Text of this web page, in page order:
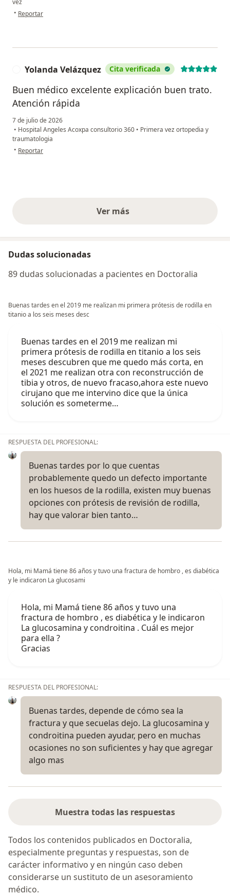
• en opinión del usuario Monalisa Queiroz
Reportar
Yolanda Velázquez Cita verificada
Buen médico excelente explicación buen trato.
Atención rápida
7 de julio de 2026
• Hospital Angeles Acoxpa consultorio 360 • Primera vez ortopedia y
traumatologia
• en opinión del usuario Yolanda Velázquez
Reportar
Ver másopiniones anteriores
Dudas solucionadas
89 dudas solucionadas a pacientes en Doctoralia
Buenas tardes en el 2019 me realizan mi primera prótesis de rodilla en
titanio a los seis meses desc
Buenas tardes en el 2019 me realizan mi
primera prótesis de rodilla en titanio a los seis
meses descubren que me quedo más corta, en
el 2021 me realizan otra con reconstrucción de
tibia y otros, de nuevo fracaso,ahora este nuevo
cirujano que me intervino dice que la única
solución es someterme…
RESPUESTA DEL PROFESIONAL:
Buenas tardes por lo que cuentas
probablemente quedo un defecto importante
en los huesos de la rodilla, existen muy buenas
opciones con prótesis de revisión de rodilla,
hay que valorar bien tanto…
Hola, mi Mamá tiene 86 años y tuvo una fractura de hombro , es diabética
y le indicaron La glucosami
Hola, mi Mamá tiene 86 años y tuvo una
fractura de hombro , es diabética y le indicaron
La glucosamina y condroitina . Cuál es mejor
para ella ?
Gracias
RESPUESTA DEL PROFESIONAL:
Buenas tardes, depende de cómo sea la
fractura y que secuelas dejo. La glucosamina y
condroitina pueden ayudar, pero en muchas
ocasiones no son suficientes y hay que agregar
algo mas
Muestra todas las respuestas
Todos los contenidos publicados en Doctoralia,
especialmente preguntas y respuestas, son de
carácter informativo y en ningún caso deben
considerarse un sustituto de un asesoramiento
médico.